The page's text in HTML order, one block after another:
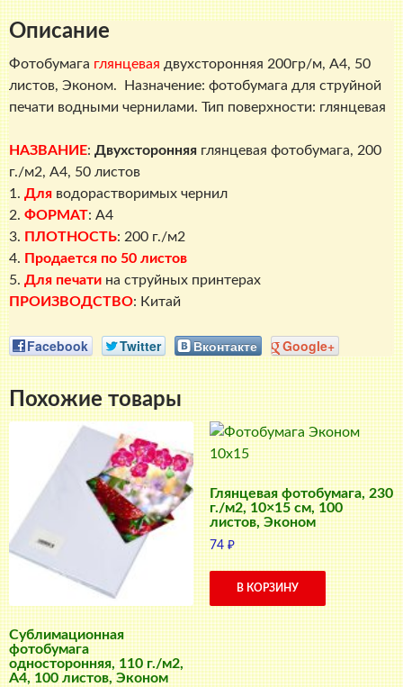
м2,
A4,
50
листов,
Эконом
Описание
Фотобумага глянцевая двухсторонняя 200гр/м, A4, 50
листов, Эконом. Назначение: фотобумага для струйной
печати водными чернилами. Тип поверхности: глянцевая
НАЗВАНИЕ: Двухсторонняя глянцевая фотобумага, 200
г./м2, A4, 50 листов
1. Для водорастворимых чернил
2. ФОРМАТ: A4
3. ПЛОТНОСТЬ: 200 г./м2
4. Продается по 50 листов
5. Для печати на струйных принтерах
ПРОИЗВОДСТВО: Китай
Facebook Twitter Вконтакте Google+
Похожие товары
Сублимационная
фотобумага
односторонняя, 110 г./м2,
A4, 100 листов, Эконом
Глянцевая фотобумага, 230
г./м2, 10×15 см, 100
листов, Эконом
74₽
В КОРЗИНУ